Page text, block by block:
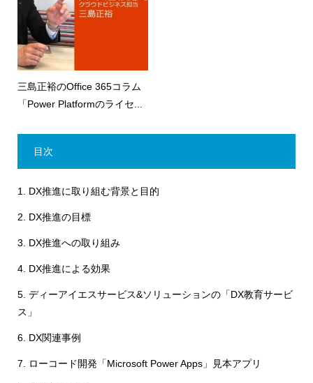
三島正裕のOffice 365コラム
「Power Platformのライセ...
目次
1. DX推進に取り組む背景と目的
2. DX推進の目標
3. DX推進への取り組み
4. DX推進による効果
5. ディーアイエスサービス&ソリューションの「DX教育サービ
ス」
6. DX関連事例
7. ローコード開発「Microsoft Power Apps」見本アプリ